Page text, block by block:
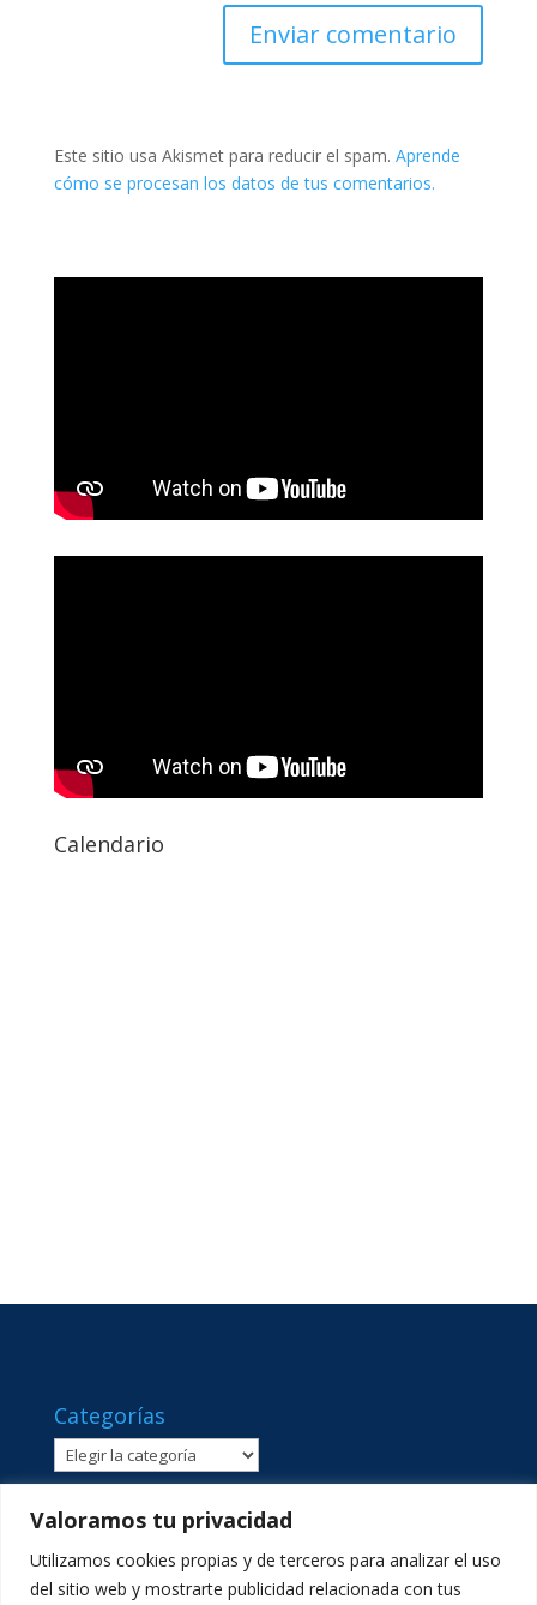
Valoramos tu privacidad
Utilizamos cookies propias y de terceros para analizar el uso
del sitio web y mostrarte publicidad relacionada con tus
Este sitio usa Akismet para reducir el spam. Aprende
cómo se procesan los datos de tus comentarios.
Calendario
Categorías
Categorías